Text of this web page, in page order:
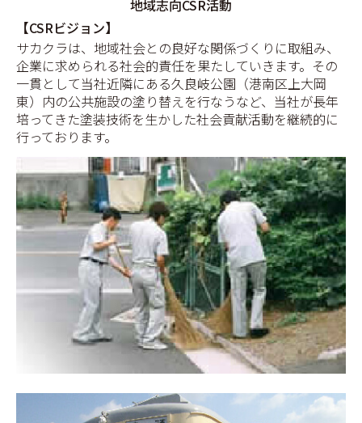
地域志向CSR活動
【CSRビジョン】
サカクラは、地域社会との良好な関係づくりに取組み、
企業に求められる社会的責任を果たしていきます。その
一貫として当社近隣にある久良岐公園（港南区上大岡
東）内の公共施設の塗り替えを行なうなど、当社が長年
培ってきた塗装技術を生かした社会貢献活動を継続的に
行っております。